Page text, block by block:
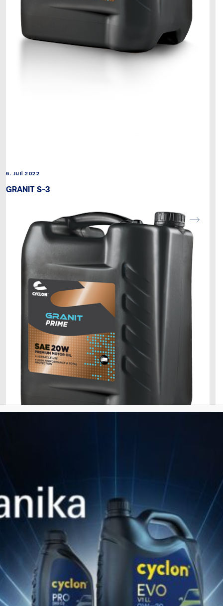
6. Juli 2022
GRANIT S-3
GRANIT PRIME